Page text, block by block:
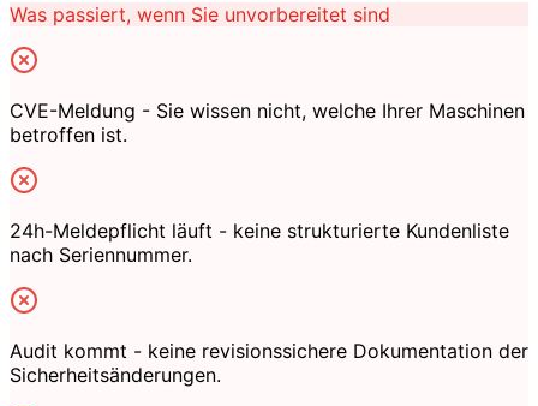
Was passiert, wenn Sie unvorbereitet sind
CVE-Meldung - Sie wissen nicht, welche Ihrer Maschinen
betroffen ist.
24h-Meldepflicht läuft - keine strukturierte Kundenliste
nach Seriennummer.
Audit kommt - keine revisionssichere Dokumentation der
Sicherheitsänderungen.